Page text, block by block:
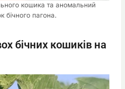
кошика та аномальний
бічного пагона.
бічних кошиків на